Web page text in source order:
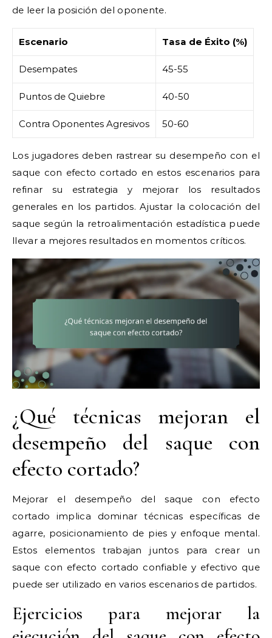
de leer la posición del oponente.
Escenario Tasa de Éxito (%)
Desempates 45-55
Puntos de Quiebre 40-50
Contra Oponentes Agresivos 50-60
Los jugadores deben rastrear su desempeño con el
saque con efecto cortado en estos escenarios para
refinar su estrategia y mejorar los resultados
generales en los partidos. Ajustar la colocación del
saque según la retroalimentación estadística puede
llevar a mejores resultados en momentos críticos.
¿Qué técnicas mejoran el
desempeño del saque con
efecto cortado?
Mejorar el desempeño del saque con efecto
cortado implica dominar técnicas específicas de
agarre, posicionamiento de pies y enfoque mental.
Estos elementos trabajan juntos para crear un
saque con efecto cortado confiable y efectivo que
puede ser utilizado en varios escenarios de partidos.
Ejercicios para mejorar la